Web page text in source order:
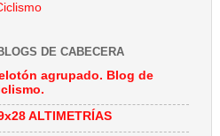
DE CABECERA
agrupado. Blog de
ALTIMETRÍAS